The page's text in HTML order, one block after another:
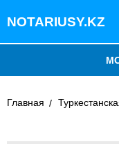
NOTARIUSY.KZ
Главная